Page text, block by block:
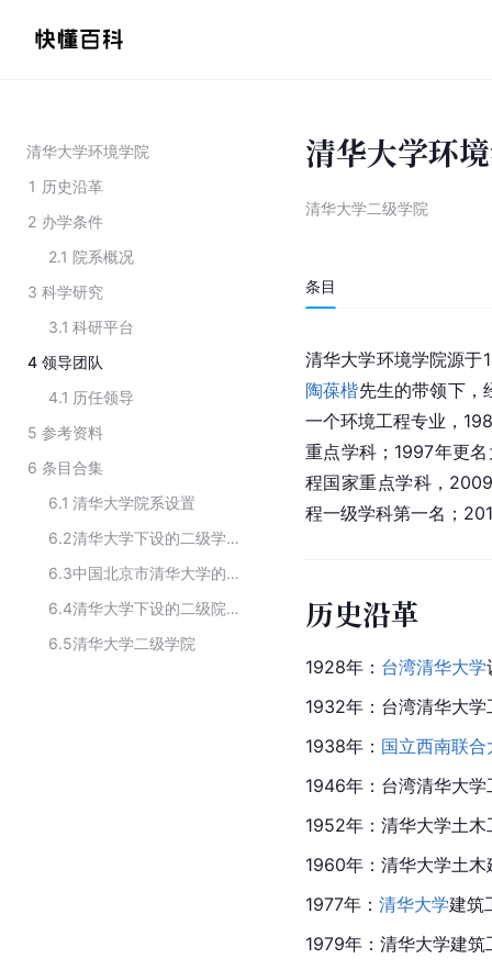
清华大学环境学院
1 历史沿革
2 办学条件
2.1 院系概况
3 科学研究
3.1 科研平台
4 领导团队
4.1 历任领导
5 参考资料
6 条目合集
6.1 清华大学院系设置
6.2
清华大学下设的二级学院
6.3
中国北京市清华大学的下设的二级院系
6.4
清华大学下设的二级院系
6.5清华大学二级学院
清华大学环
清华大学二级学院
条目
清华大学环境学院源于
陶葆楷先生的带领下，
一个环境工程专业，
重点学科；1997年更
程国家重点学科，
程一级学科第一名；
历史沿革
1928年： 台湾清华大学
1932年：台湾清华大
1938年： 国立西南联合
1946年：台湾清华大
1952年： 清华大学土木
1960年： 清华大学土木
1977年： 清华大学建筑
1979年：清华大学建